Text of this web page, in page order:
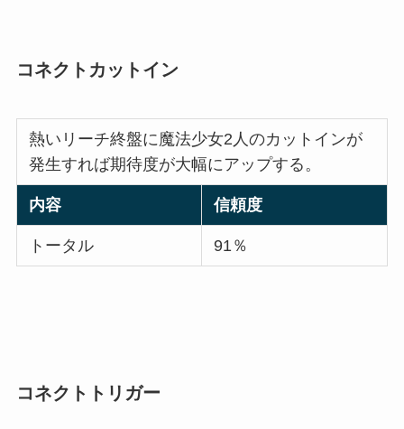
コネクトカットイン
熱いリーチ終盤に魔法少女2人のカットインが
発生すれば期待度が大幅にアップする。
内容 信頼度
トータル 91％
コネクトトリガー